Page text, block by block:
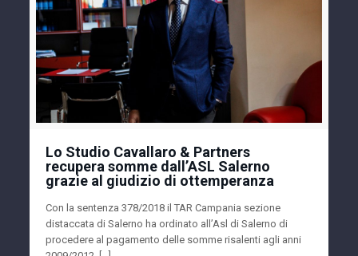
Lo Studio Cavallaro & Partners
recupera somme dall’ASL Salerno
grazie al giudizio di ottemperanza
Con la sentenza 378/2018 il TAR Campania sezione
distaccata di Salerno ha ordinato all’Asl di Salerno di
procedere al pagamento delle somme risalenti agli anni